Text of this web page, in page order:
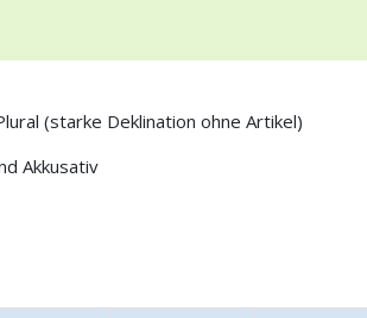
(starke Deklination ohne Artikel)
Akkusativ